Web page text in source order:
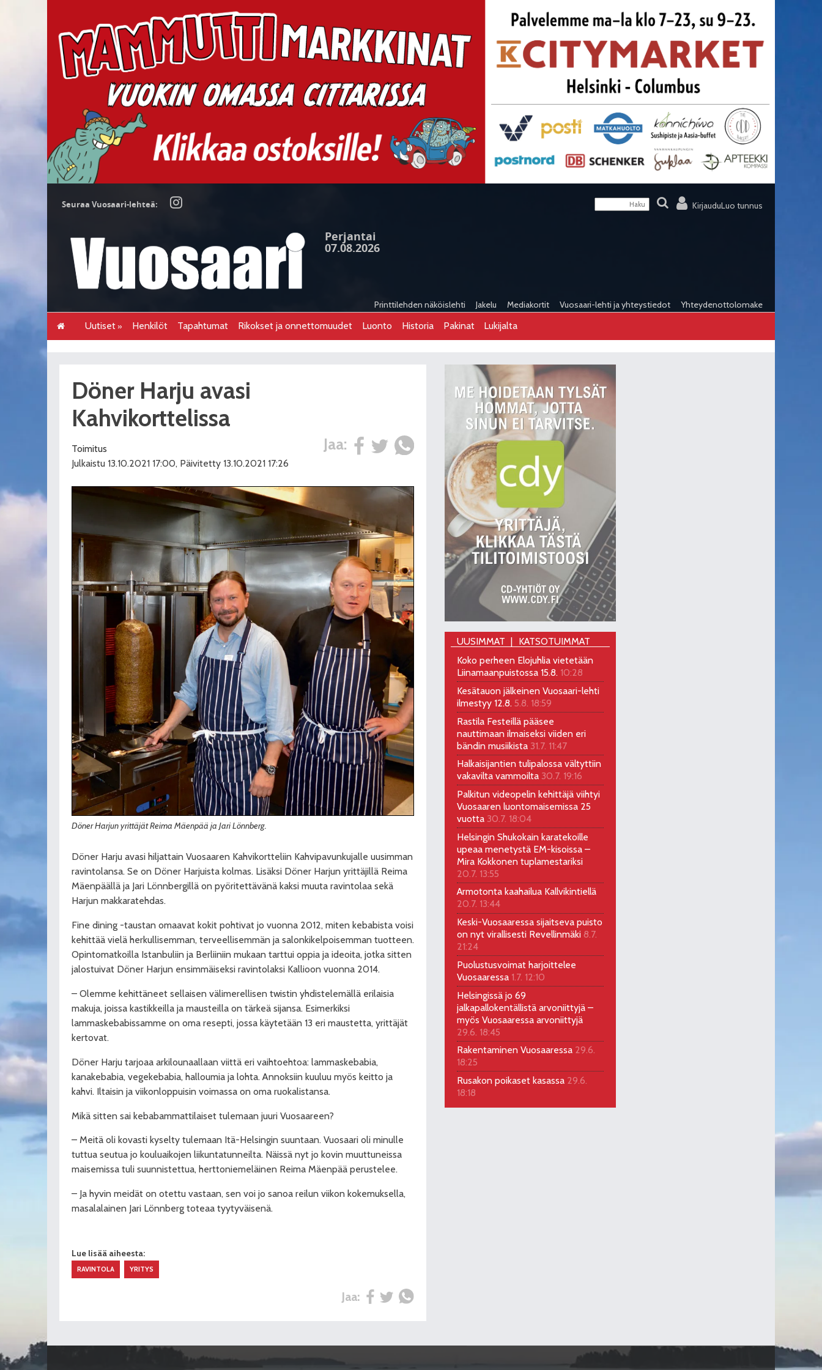
KirjauduLuo tunnus
Seuraa Vuosaari-lehteä:
Perjantai
07.08.2026
Printtilehden näköislehti Jakelu Mediakortit Vuosaari-lehti ja yhteystiedot Yhteydenottolomake
Uutiset Henkilöt Tapahtumat Rikokset ja onnettomuudet Luonto Historia Pakinat Lukijalta
Döner Harju avasi
Kahvikorttelissa
Jaa:
Toimitus
Julkaistu 13.10.2021 17:00, Päivitetty 13.10.2021 17:26
Döner Harjun yrittäjät Reima Mäenpää ja Jari Lönnberg.
Döner Harju avasi hiljattain Vuosaaren Kahvikortteliin Kahvipavunkujalle uusimman
ravintolansa. Se on Döner Harjuista kolmas. Lisäksi Döner Harjun yrittäjillä Reima
Mäenpäällä ja Jari Lönnbergillä on pyöritettävänä kaksi muuta ravintolaa sekä
Harjun makkaratehdas.
Fine dining -taustan omaavat kokit pohtivat jo vuonna 2012, miten kebabista voisi
kehittää vielä herkullisemman, terveellisemmän ja salonkikelpoisemman tuotteen.
Opintomatkoilla Istanbuliin ja Berliiniin mukaan tarttui oppia ja ideoita, jotka sitten
jalostuivat Döner Harjun ensimmäiseksi ravintolaksi Kallioon vuonna 2014.
– Olemme kehittäneet sellaisen välimerellisen twistin yhdistelemällä erilaisia
makuja, joissa kastikkeilla ja mausteilla on tärkeä sijansa. Esimerkiksi
lammaskebabissamme on oma resepti, jossa käytetään 13 eri maustetta, yrittäjät
kertovat.
Döner Harju tarjoaa arkilounaallaan viittä eri vaihtoehtoa: lammaskebabia,
kanakebabia, vegekebabia, halloumia ja lohta. Annoksiin kuuluu myös keitto ja
kahvi. Iltaisin ja viikonloppuisin voimassa on oma ruokalistansa.
Mikä sitten sai kebabammattilaiset tulemaan juuri Vuosaareen?
– Meitä oli kovasti kyselty tulemaan Itä-Helsingin suuntaan. Vuosaari oli minulle
tuttua seutua jo kouluaikojen liikuntatunneilta. Näissä nyt jo kovin muuttuneissa
maisemissa tuli suunnistettua, herttoniemeläinen Reima Mäenpää perustelee.
– Ja hyvin meidät on otettu vastaan, sen voi jo sanoa reilun viikon kokemuksella,
masalalainen Jari Lönnberg toteaa tyytyväisenä.
Lue lisää aiheesta:
RAVINTOLA YRITYS
Jaa:
UUSIMMAT
KATSOTUIMMAT
Koko perheen Elojuhlia vietetään
Liinamaanpuistossa 15.8. 10:28
Kesätauon jälkeinen Vuosaari-lehti
ilmestyy 12.8. 5.8. 18:59
Rastila Festeillä pääsee
nauttimaan ilmaiseksi viiden eri
bändin musiikista 31.7. 11:47
Halkaisijantien tulipalossa vältyttiin
vakavilta vammoilta 30.7. 19:16
Palkitun videopelin kehittäjä viihtyi
Vuosaaren luontomaisemissa 25
vuotta 30.7. 18:04
Helsingin Shukokain karatekoille
upeaa menetystä EM-kisoissa –
Mira Kokkonen tuplamestariksi
20.7. 13:55
Armotonta kaahailua Kallvikintiellä
20.7. 13:44
Keski-Vuosaaressa sijaitseva puisto
on nyt virallisesti Revellinmäki 8.7.
21:24
Puolustusvoimat harjoittelee
Vuosaaressa 1.7. 12:10
Helsingissä jo 69
jalkapallokentällistä arvoniittyjä –
myös Vuosaaressa arvoniittyjä
29.6. 18:45
Rakentaminen Vuosaaressa 29.6.
18:25
Rusakon poikaset kasassa 29.6.
18:18